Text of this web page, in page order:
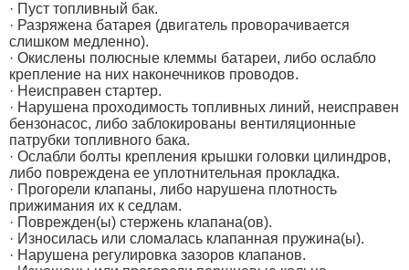
· Пуст топливный бак.
· Разряжена батарея (двигатель проворачивается
слишком медленно).
· Окислены полюсные клеммы батареи, либо ослабло
крепление на них наконечников проводов.
· Неисправен стартер.
· Нарушена проходимость топливных линий, неисправен
бензонасос, либо заблокированы вентиляционные
патрубки топливного бака.
· Ослабли болты крепления крышки головки цилиндров,
либо повреждена ее уплотнительная прокладка.
· Прогорели клапаны, либо нарушена плотность
прижимания их к седлам.
· Поврежден(ы) стержень клапана(ов).
· Износилась или сломалась клапанная пружина(ы).
· Нарушена регулировка зазоров клапанов.